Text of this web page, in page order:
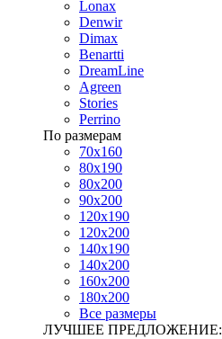
Lonax
Denwir
Dimax
Benartti
DreamLine
Agreen
Stories
Perrino
По размерам
70х160
80х190
80х200
90х200
120х190
120х200
140х190
140х200
160х200
180х200
Все размеры
ЛУЧШЕЕ ПРЕДЛОЖЕНИЕ: